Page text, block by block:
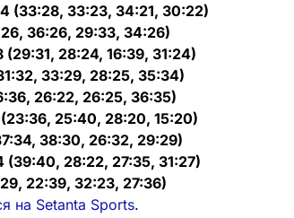
(33:28, 33:23, 34:21, 30:22)
36:26, 29:33, 34:26)
(29:31, 28:24, 16:39, 31:24)
33:29, 28:25, 35:34)
26:22, 26:25, 36:35)
(23:36, 25:40, 28:20, 15:20)
38:30, 26:32, 29:29)
(39:40, 28:22, 27:35, 31:27)
22:39, 32:23, 27:36)
на Setanta Sports.